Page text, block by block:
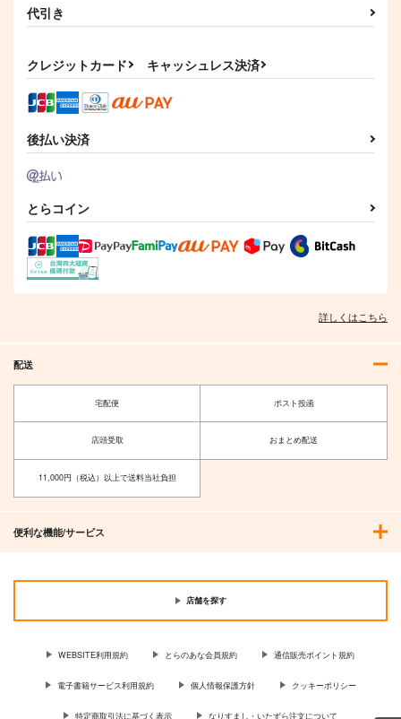
サンプル
最強妖精領域メリュジ
ーヌ対KOS-MOS
プ
332円
メリュジーヌ
1,870
代引き
クレジットカード キャッシュレス決済
後払い決済
とらコイン
詳しくはこちら
配送
宅配便 ポスト投函
店頭受取 おまとめ配送
11,000円（税込）以上で送料当社負担
便利な機能/サービス
店舗を探す
WEBSITE利用規約 とらのあな会員規約 通信販売ポイント規約
電子書籍サービス利用規約 個人情報保護方針 クッキーポリシー
特定商取引法に基づく表示 なりすまし・いたずら注文について